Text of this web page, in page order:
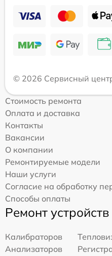
© 2026 Сервисный
Стоимость ремонта
Оплата и доставка
Контакты
Вакансии
О компании
Ремонтируемые модели
Наши услуги
Согласие на обработку
Способы оплаты
Ремонт устройств
Калибраторов
Анализаторов